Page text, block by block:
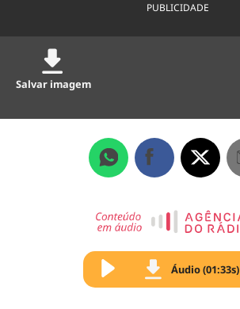
PUBLICIDADE
Salvar imagem
Áudio (01:33s)